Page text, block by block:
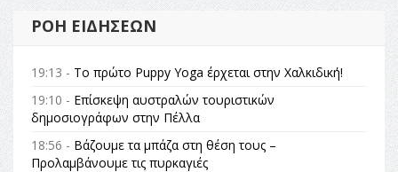
ΡΟΉ ΕΙΔΉΣΕΩΝ
19:13 - Το πρώτο Puppy Yoga έρχεται στην Χαλκιδική!
19:10 - Επίσκεψη αυστραλών τουριστικών
δημοσιογράφων στην Πέλλα
18:56 - Βάζουμε τα μπάζα στη θέση τους –
Προλαμβάνουμε τις πυρκαγιές